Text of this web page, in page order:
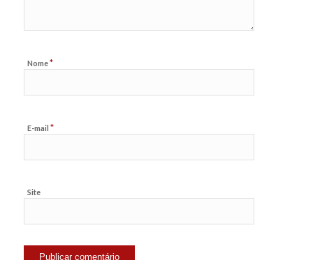
Nome*
E-mail *
Site